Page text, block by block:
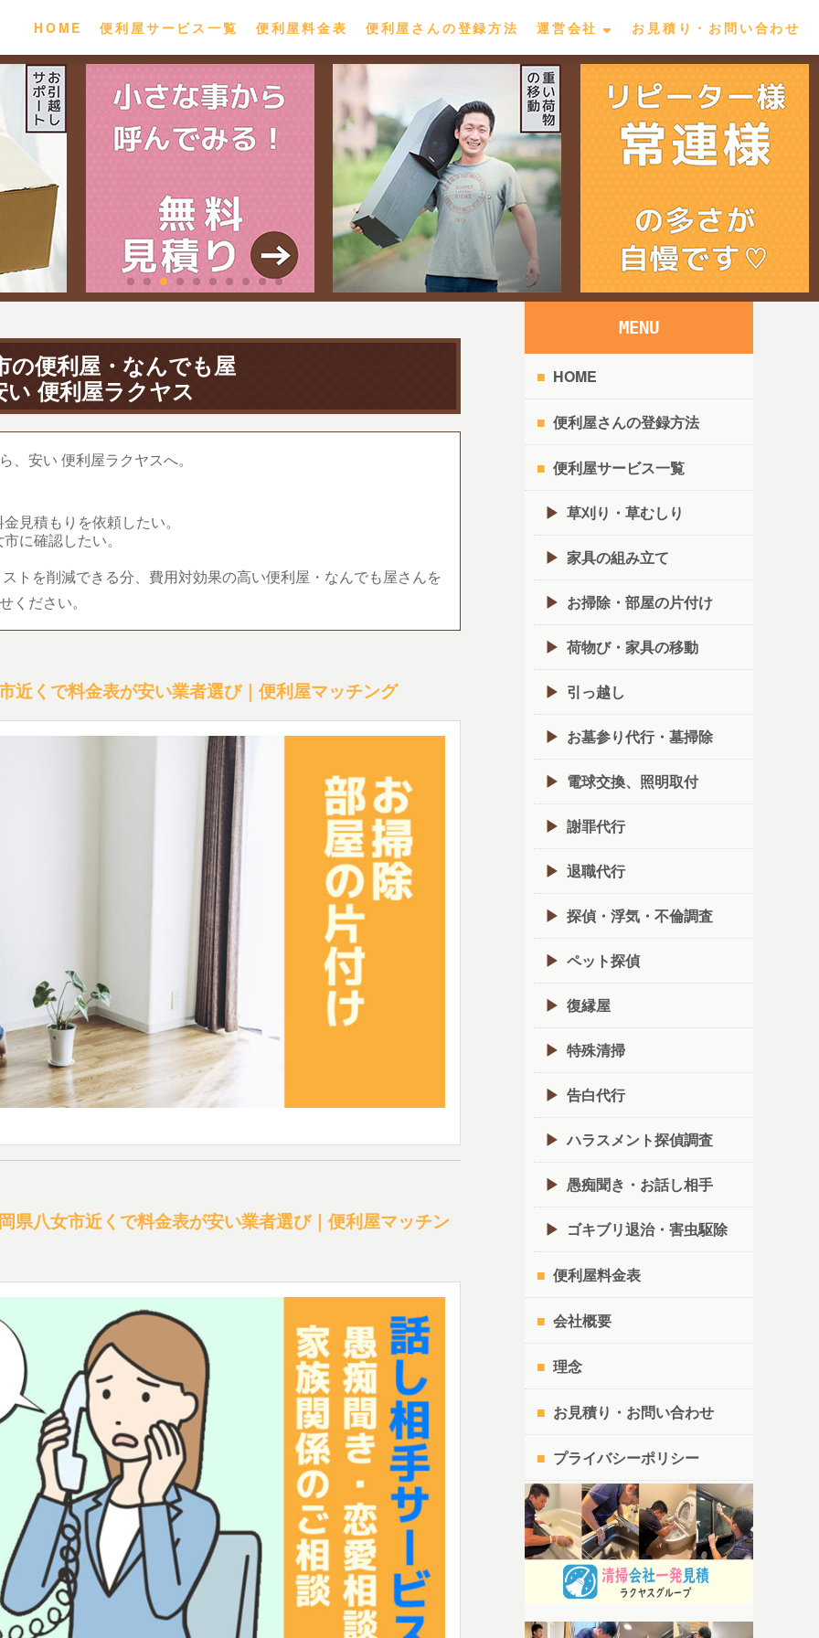
HOME 便利屋サービス一覧 便利屋料金表 便利屋さんの登録方法 運営会社 お見積り・お問い合わせ
の便利屋・なんでも屋
い 便利屋ラクヤス
安い 便利屋ラクヤスへ。
見積もりを依頼したい。
に確認したい。
トを削減できる分、費用対効果の高い便利屋・なんでも屋さんを
ください。
近くで料金表が安い業者選び｜便利屋マッチング
県八女市近くで料金表が安い業者選び｜便利屋マッチン
MENU
HOME
便利屋さんの登録方法
便利屋サービス一覧
草刈り・草むしり
家具の組み立て
お掃除・部屋の片付け
荷物び・家具の移動
引っ越し
お墓参り代行・墓掃除
電球交換、照明取付
謝罪代行
退職代行
探偵・浮気・不倫調査
ペット探偵
復縁屋
特殊清掃
告白代行
ハラスメント探偵調査
愚痴聞き・お話し相手
ゴキブリ退治・害虫駆除
便利屋料金表
会社概要
理念
お見積り・お問い合わせ
プライバシーポリシー